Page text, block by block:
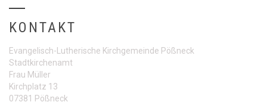
KONTAKT
Evangelisch-Lutherische Kirchgemeinde Pößneck
Stadtkirchenamt
Frau Müller
Kirchplatz 13
07381 Pößneck